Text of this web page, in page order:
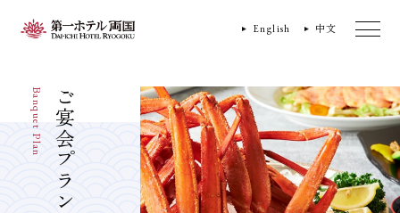
English 中文
ご宴会プラン
Banquet Plan